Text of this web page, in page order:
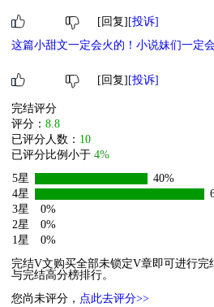
[回复] [投诉]
这篇小甜文一定会火的！小说妹们一定
[回复] [投诉]
完结评分
评分： 8.8
已评分人数： 10
已评分比例小于 4%
5星
40%
4星
3星
0%
2星
0%
1星
0%
完结V文购买全部未锁定V章即可进行完
与完结高分榜排行。
您尚未评分， 点此去评分>>